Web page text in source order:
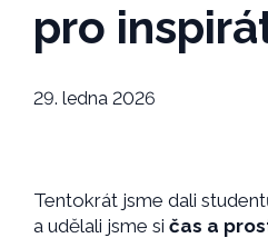
pro
29. ledna 2026
Tentokrát jsme dali
a udělali jsme si čas a